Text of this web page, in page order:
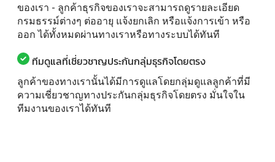
ของเรา - ลูกค้าธุรกิจของเราจะสามารถดูรายละเอียด
กรมธรรม์ต่างๆ ต่ออายุ แจ้งยกเลิก หรือแจ้งการเข้า หรือ
ออก ได้ทั้งหมดผ่านทางเราหรือทางระบบได้ทันที
ทีมดูแลที่เชี่ยวชาญประกันกลุ่มธุรกิจโดยตรง
ลูกค้าของทางเรานั้นได้มีการดูแลโดยกลุ่มดูแลลูกค้าที่มี
ความเชี่ยวชาญทางประกันกลุ่มธุรกิจโดยตรง มั่นใจใน
ทีมงานของเราได้ทันที